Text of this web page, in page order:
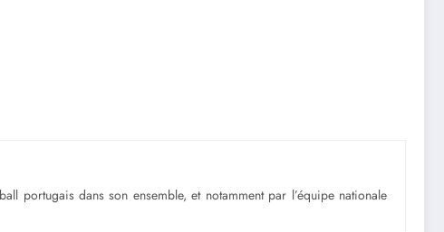
portugais dans son ensemble, et notamment par l’équipe nationale